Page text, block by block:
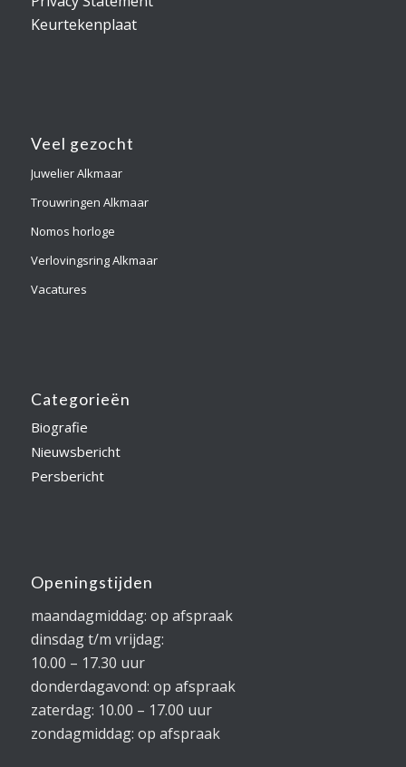
Keurtekenplaat
Veel gezocht
Juwelier Alkmaar
Trouwringen Alkmaar
Nomos horloge
Verlovingsring Alkmaar
Vacatures
Categorieën
Biografie
Nieuwsbericht
Persbericht
Openingstijden
maandagmiddag: op afspraak
dinsdag t/m vrijdag:
10.00 – 17.30 uur
donderdagavond: op afspraak
zaterdag: 10.00 – 17.00 uur
zondagmiddag: op afspraak